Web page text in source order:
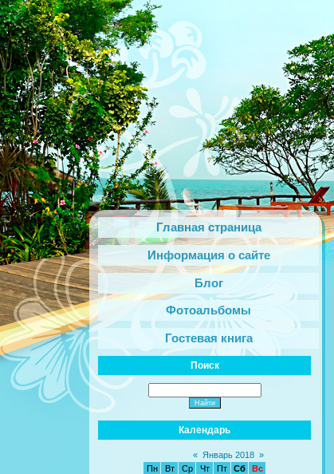
Главная страница
Информация о сайте
Блог
Фотоальбомы
Гостевая книга
Поиск
Календарь
« Январь 2018 »
Пн
Вт Ср Чт Пт Сб
Вс